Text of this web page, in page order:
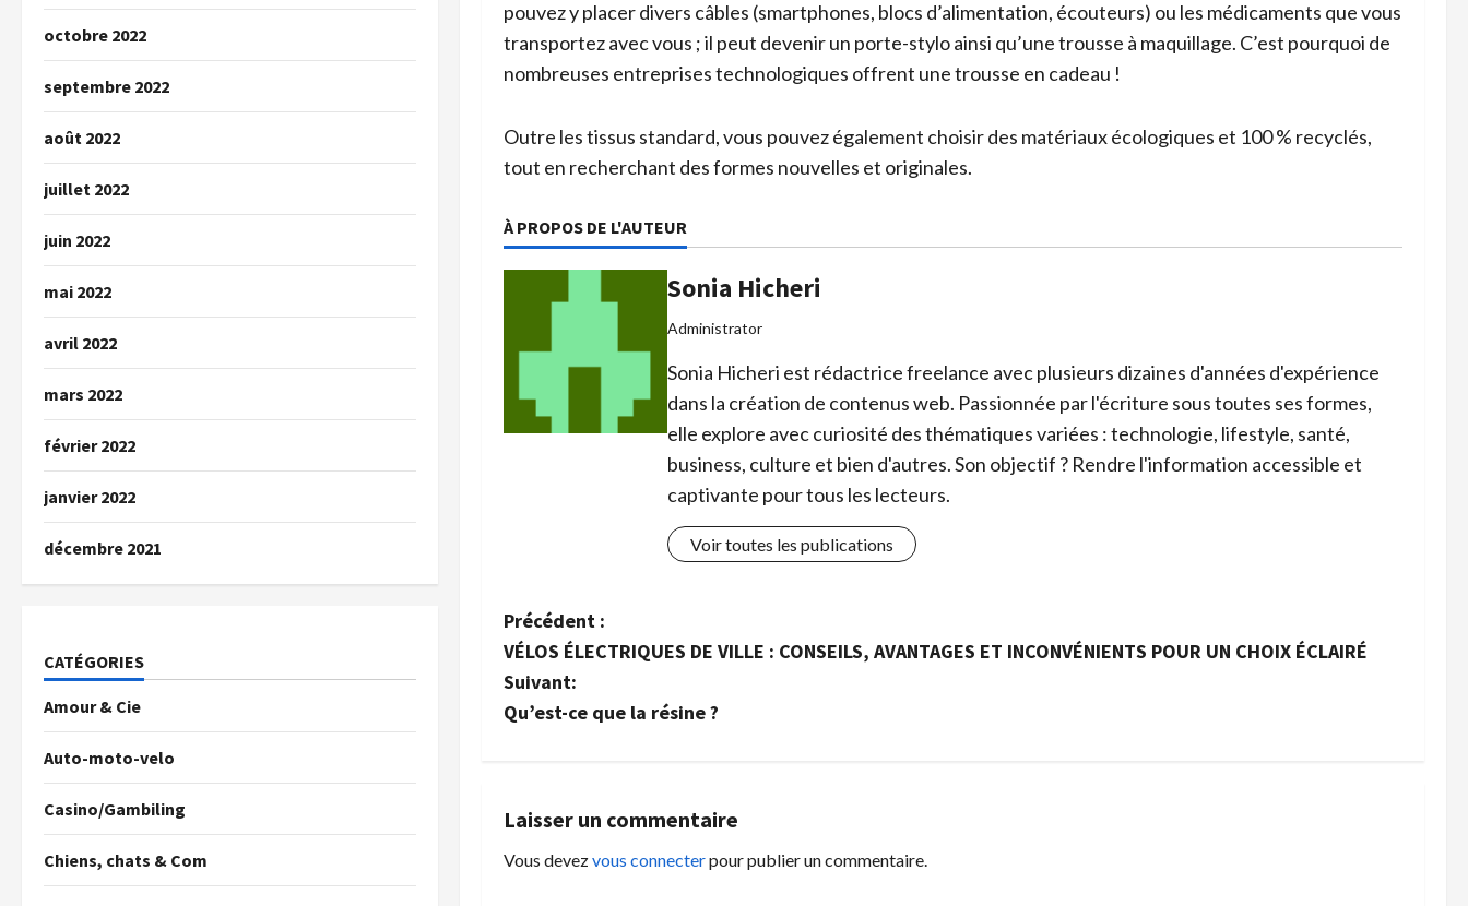
pouvez y placer divers câbles (smartphones, blocs d’alimentation, écouteurs) ou les médicaments que vous
transportez avec vous ; il peut devenir un porte-stylo ainsi qu’une trousse à maquillage. C’est pourquoi de
nombreuses entreprises technologiques offrent une trousse en cadeau !
Outre les tissus standard, vous pouvez également choisir des matériaux écologiques et 100 % recyclés,
tout en recherchant des formes nouvelles et originales.
À PROPOS DE L'AUTEUR
Sonia Hicheri
Administrator
Sonia Hicheri est rédactrice freelance avec plusieurs dizaines d'années d'expérience
dans la création de contenus web. Passionnée par l'écriture sous toutes ses formes,
elle explore avec curiosité des thématiques variées : technologie, lifestyle, santé,
business, culture et bien d'autres. Son objectif ? Rendre l'information accessible et
captivante pour tous les lecteurs.
Voir toutes les publications
N
a
v
g
a
Précédent :
VÉLOS ÉLECTRIQUES DE VILLE : CONSEILS, AVANTAGES ET INCONVÉNIENTS POUR UN CHOIX ÉCLAIRÉ
Suivant:
Qu’est-ce que la résine ?
Laisser un commentaire
Vous devezvous connecterpour publier un commentaire.
octobre 2022
septembre 2022
août 2022
juillet 2022
juin 2022
mai 2022
avril 2022
mars 2022
février 2022
janvier 2022
décembre 2021
CATÉGORIES
Amour & Cie
Auto-moto-velo
Casino/Gambiling
Chiens, chats & Com